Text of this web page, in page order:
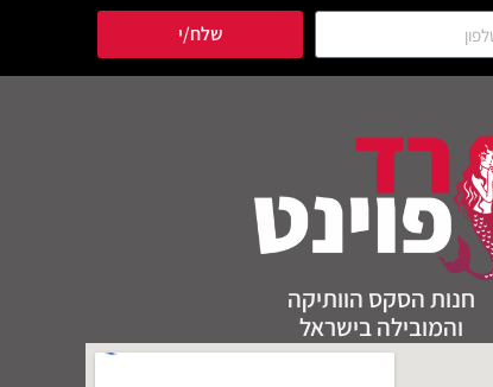
שלח/י
חנות הסקס הוותיקה
והמובילה בישראל